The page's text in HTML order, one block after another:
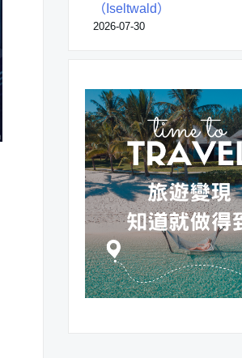
（Iseltwald）
2026-07-30